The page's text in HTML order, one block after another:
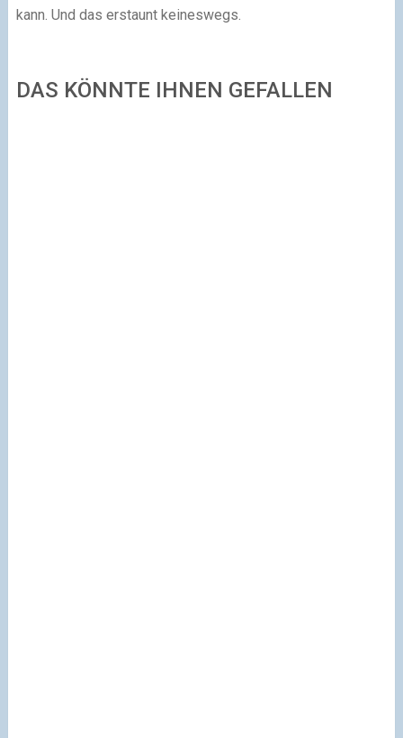
kann. Und das erstaunt keineswegs.
DAS KÖNNTE IHNEN GEFALLEN